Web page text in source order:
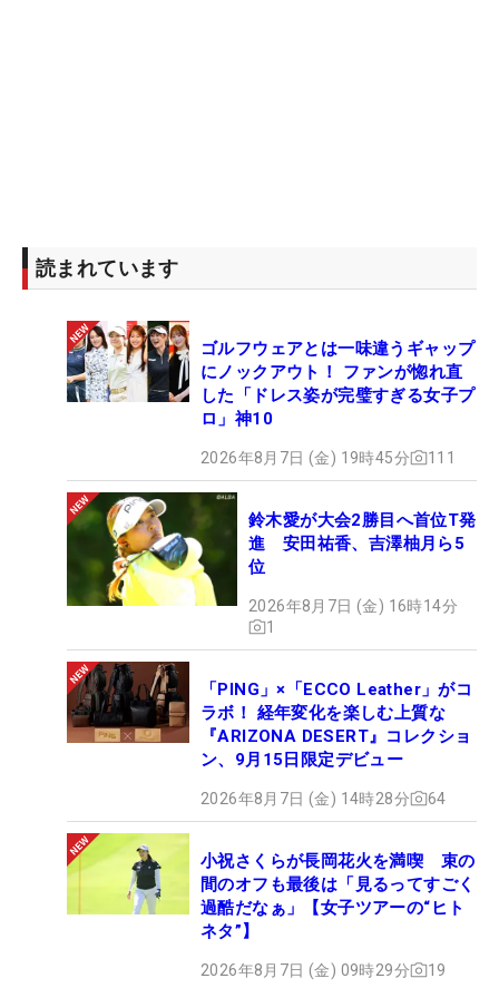
読まれています
ゴルフウェアとは一味違うギャップ
にノックアウト！ ファンが惚れ直
した「ドレス姿が完璧すぎる女子プ
ロ」神10
2026年8月7日 (金) 19時45分 111
鈴木愛が大会2勝目へ首位T発
進 安田祐香、吉澤柚月ら5
位
2026年8月7日 (金) 16時14分
1
「PING」×「ECCO Leather」がコ
ラボ！ 経年変化を楽しむ上質な
『ARIZONA DESERT』コレクショ
ン、9月15日限定デビュー
2026年8月7日 (金) 14時28分 64
小祝さくらが長岡花火を満喫 束の
間のオフも最後は「見るってすごく
過酷だなぁ」【女子ツアーの“ヒト
ネタ”】
2026年8月7日 (金) 09時29分 19